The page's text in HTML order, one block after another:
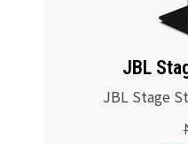
JBL
JBL Stage